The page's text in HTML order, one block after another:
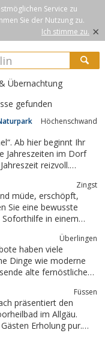
Service zu
Sie der Nutzung zu.
Ich stimme zu. ×
Übernachtung
gefunden
Höchenschwand
Ab hier beginnt Ihr
Jahreszeiten im Dorf
reizvoll.
Zingst
erschöpft,
Sie eine bewusste
in einem
Überlingen
haben viele
Dinge wie moderne
alte fernöstliche
Füssen
präsentiert den
im Allgäu.
Erholung pur.